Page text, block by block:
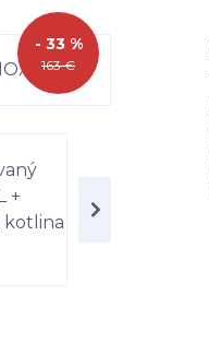
163 €
- 33 %